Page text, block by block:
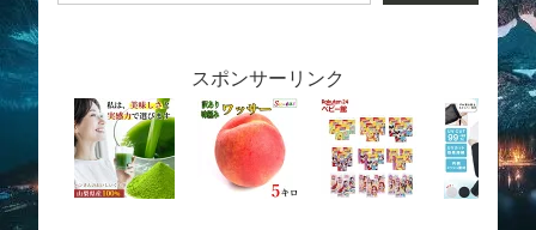
スポンサーリンク